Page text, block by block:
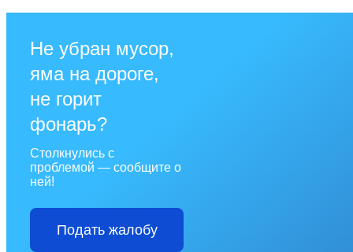
Не убран мусор,
яма на дороге,
не горит
фонарь?
Столкнулись с
проблемой — сообщите о
ней!
Подать жалобу